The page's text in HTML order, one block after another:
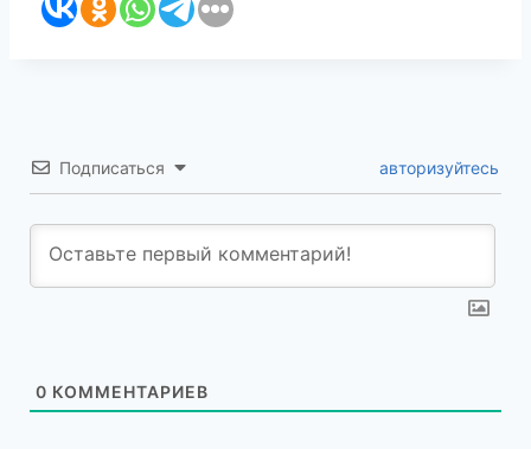
Подписаться авторизуйтесь
0 КОММЕНТАРИЕВ